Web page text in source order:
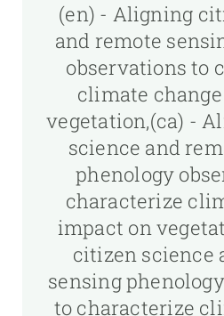
(en) - Aligning
and remote
observations to
climate
vegetation,(ca) -
science and
phenology
characterize
impact on
citizen science
sensing
to characterize